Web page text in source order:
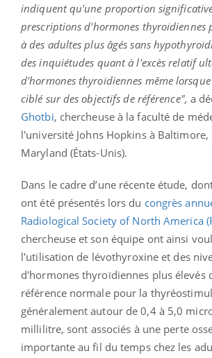
indiquent qu'une proportion
prescriptions d'hormones thyroïdiennes
à des adultes plus âgés sans
des inquiétudes quant à l'excès relatif
d'hormones thyroïdiennes même
ciblé sur des objectifs de référence", a
Ghotbi, chercheuse à la faculté de
l'université Johns Hopkins à Baltimore,
Maryland (États-Unis).
Dans le cadre d’une récente étude,
ont été présentés lors du congrès
Radiological Society of North America
chercheuse et son équipe ont ainsi
l'utilisation de lévothyroxine et des
d'hormones thyroïdiennes plus élevés
référence normale pour la
généralement autour de 0,4 à 5,0
millilitre, sont associés à une perte
importante au fil du temps chez les